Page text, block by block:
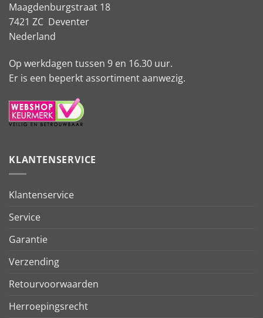
Maagdenburgstraat 18
7421 ZC Deventer
Nederland
Op werkdagen tussen 9 en 16.30 uur.
Er is een beperkt assortiment aanwezig.
KLANTENSERVICE
Klantenservice
Service
Garantie
Verzending
Retourvoorwaarden
Herroepingsrecht